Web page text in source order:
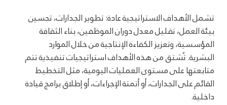
تشمل الأهداف الاستراتيجية عادة: تطوير الجدارات، تحسين
بيئة العمل، تقليل معدل دوران الموظفين، بناء الثقافة
المؤسسية، وتعزيز الكفاءة الإنتاجية من خلال الموارد
البشرية. تُشتق من هذه الأهداف استراتيجيات تنفيذية تتم
متابعتها على مستوى العمليات اليومية، مثل التخطيط
القائم على الجدارات، أو أتمتة الإجراءات، أو إطلاق برامج قيادة
داخلية.